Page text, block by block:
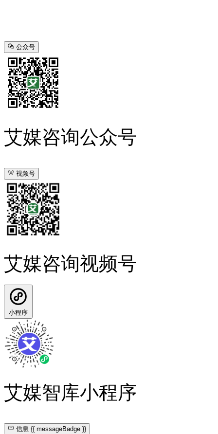
公众号
艾媒咨询公众号
视频号
艾媒咨询视频号
小程序
艾媒智库小程序
信息{{ messageBadge }}